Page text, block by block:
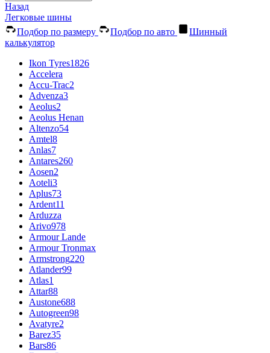
Назад
Легковые шины
Подбор по размеру
Подбор по авто
Шинный
калькулятор
Ikon Tyres1826
Accelera
Accu-Trac2
Advenza3
Aeolus2
Aeolus Henan
Altenzo54
Amtel8
Anlas7
Antares260
Aosen2
Aoteli3
Aplus73
Ardent11
Arduzza
Arivo978
Armour Lande
Armour Tronmax
Armstrong220
Atlander99
Atlas1
Attar88
Austone688
Autogreen98
Avatyre2
Barez35
Bars86